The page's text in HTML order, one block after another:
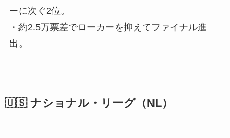
ーに次ぐ2位。
・約2.5万票差でローカーを抑えてファイナル進
出。
🇺🇸 ナショナル・リーグ（NL）